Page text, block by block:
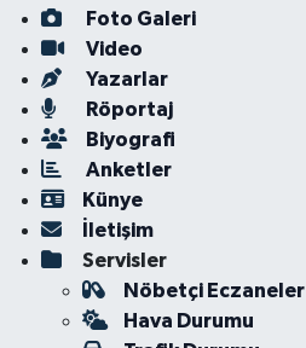
Foto Galeri
Video
Yazarlar
Röportaj
Biyografi
Anketler
Künye
İletişim
Servisler
Nöbetçi Eczaneler
Hava Durumu